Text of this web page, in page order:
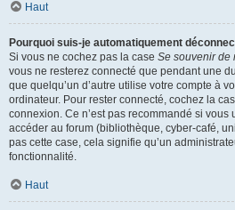
Haut
Pourquoi suis-je automatiquement
Si vous ne cochez pas la case Se souvenir de
vous ne resterez connecté que pendant une
que quelqu’un d’autre utilise votre compte à
ordinateur. Pour rester connecté, cochez la
connexion. Ce n’est pas recommandé si
accéder au forum (bibliothèque, cyber-café,
pas cette case, cela signifie qu’un
fonctionnalité.
Haut